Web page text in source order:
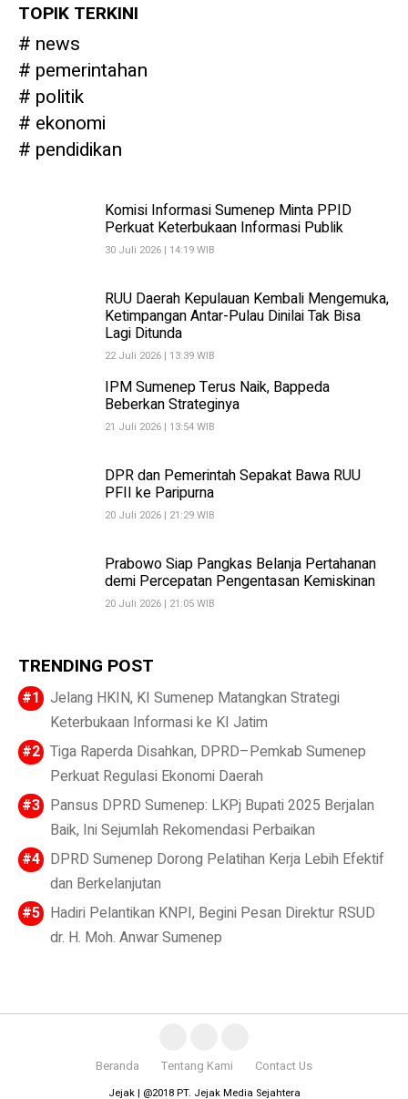
TOPIK TERKINI
news
pemerintahan
politik
ekonomi
pendidikan
Komisi Informasi Sumenep Minta PPID
Perkuat Keterbukaan Informasi Publik
30 Juli 2026 | 14:19 WIB
RUU Daerah Kepulauan Kembali Mengemuka,
Ketimpangan Antar-Pulau Dinilai Tak Bisa
Lagi Ditunda
22 Juli 2026 | 13:39 WIB
IPM Sumenep Terus Naik, Bappeda
Beberkan Strateginya
21 Juli 2026 | 13:54 WIB
DPR dan Pemerintah Sepakat Bawa RUU
PFII ke Paripurna
20 Juli 2026 | 21:29 WIB
Prabowo Siap Pangkas Belanja Pertahanan
demi Percepatan Pengentasan Kemiskinan
20 Juli 2026 | 21:05 WIB
TRENDING POST
Jelang HKIN, KI Sumenep Matangkan Strategi
Keterbukaan Informasi ke KI Jatim
Tiga Raperda Disahkan, DPRD–Pemkab Sumenep
Perkuat Regulasi Ekonomi Daerah
Pansus DPRD Sumenep: LKPj Bupati 2025 Berjalan
Baik, Ini Sejumlah Rekomendasi Perbaikan
DPRD Sumenep Dorong Pelatihan Kerja Lebih Efektif
dan Berkelanjutan
Hadiri Pelantikan KNPI, Begini Pesan Direktur RSUD
dr. H. Moh. Anwar Sumenep
Beranda Tentang Kami Contact Us
Jejak | @2018 PT. Jejak Media Sejahtera